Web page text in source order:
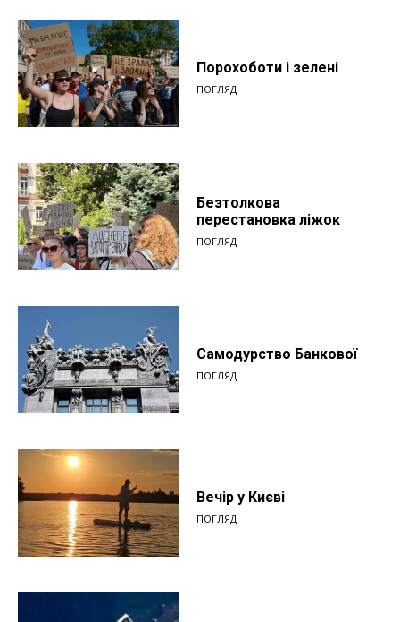
Порохоботи і зелені
ПОГЛЯД
Безтолкова
перестановка ліжок
ПОГЛЯД
Самодурство Банкової
ПОГЛЯД
Вечір у Києві
ПОГЛЯД